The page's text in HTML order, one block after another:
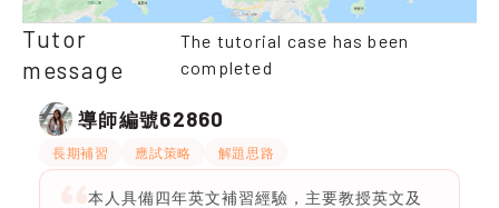
Tutor
message
The tutorial case has been
completed
導師編號62860
長期補習 應試策略 解題思路
本人具備四年英文補習經驗，主要教授英文及